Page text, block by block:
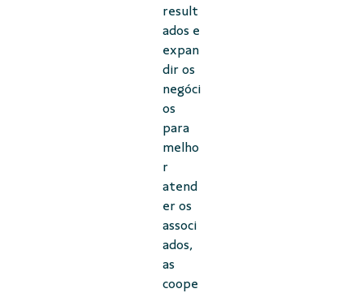
result
ados e
expan
dir os
negóci
os
para
melho
r
atend
er os
associ
ados,
as
coope